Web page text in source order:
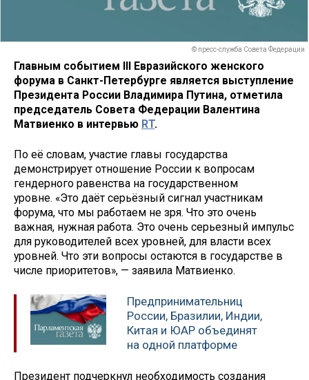
© пресс-служба Совета Федерации
Главным событием III Евразийского женского
форума в Санкт-Петербурге является выступление
Президента России Владимира Путина, отметила
председатель Совета Федерации Валентина
Матвиенко в интервью RT.
По её словам, участие главы государства
демонстрирует отношение России к вопросам
гендерного равенства на государственном
уровне. «Это даёт серьёзный сигнал участникам
форума, что мы работаем не зря. Что это очень
важная, нужная работа. Это очень серьезный импульс
для руководителей всех уровней, для власти всех
уровней. Что эти вопросы остаются в государстве в
числе приоритетов», — заявила Матвиенко.
Предпринимательниц
России, Бразилии, Индии,
Китая и ЮАР объединят
на одной платформе
Президент подчеркнул необходимость создания